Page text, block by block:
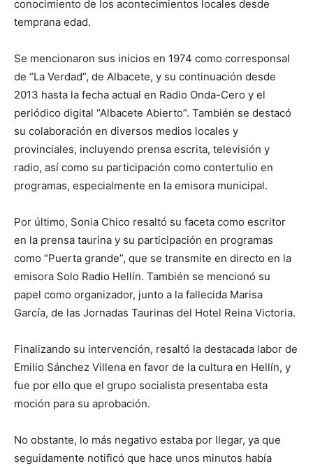
conocimiento de los acontecimientos locales desde
temprana edad.
Se mencionaron sus inicios en 1974 como corresponsal
de “La Verdad”, de Albacete, y su continuación desde
2013 hasta la fecha actual en Radio Onda-Cero y el
periódico digital “Albacete Abierto”. También se destacó
su colaboración en diversos medios locales y
provinciales, incluyendo prensa escrita, televisión y
radio, así como su participación como contertulio en
programas, especialmente en la emisora municipal.
Por último, Sonia Chico resaltó su faceta como escritor
en la prensa taurina y su participación en programas
como “Puerta grande”, que se transmite en directo en la
emisora Solo Radio Hellín. También se mencionó su
papel como organizador, junto a la fallecida Marisa
García, de las Jornadas Taurinas del Hotel Reina Victoria.
Finalizando su intervención, resaltó la destacada labor de
Emilio Sánchez Villena en favor de la cultura en Hellín, y
fue por ello que el grupo socialista presentaba esta
moción para su aprobación.
No obstante, lo más negativo estaba por llegar, ya que
seguidamente notificó que hace unos minutos había